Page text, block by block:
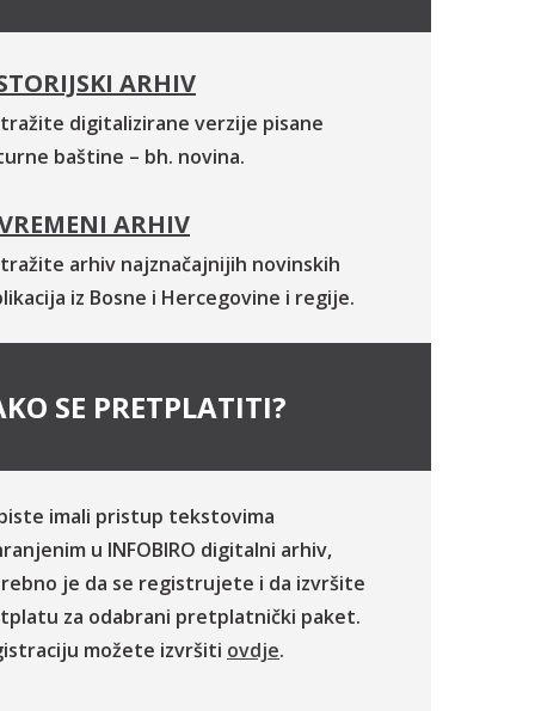
ARHIV
digitalizirane verzije pisane
baštine – bh. novina.
ARHIV
arhiv najznačajnijih novinskih
iz Bosne i Hercegovine i regije.
SE PRETPLATITI?
imali pristup tekstovima
u INFOBIRO digitalni arhiv,
je da se registrujete i da izvršite
za odabrani pretplatnički paket.
možete izvršiti ovdje.